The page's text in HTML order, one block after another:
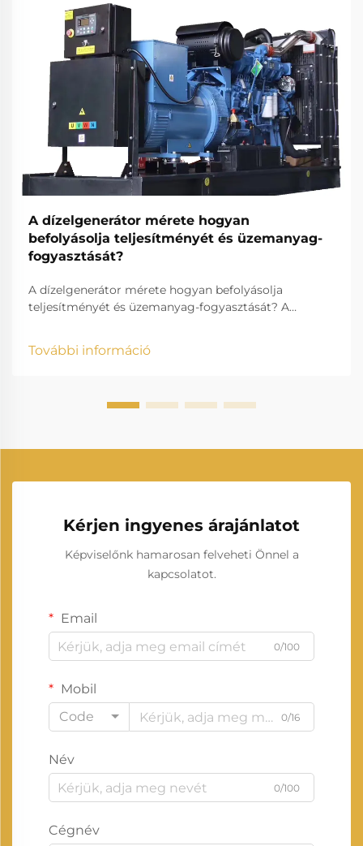
A dízelgenerátor mérete hogyan
befolyásolja teljesítményét és üzemanyag-
fogyasztását?
A dízelgenerátor mérete hogyan befolyásolja
teljesítményét és üzemanyag-fogyasztását? A
legmegbízhatóbb energiaellátási megoldás. Tartalék
További információ
Kérjen ingyenes árajánlatot
Képviselőnk hamarosan felveheti Önnel a
kapcsolatot.
Email
0/100
Mobil
Code
0/16
Név
0/100
Cégnév